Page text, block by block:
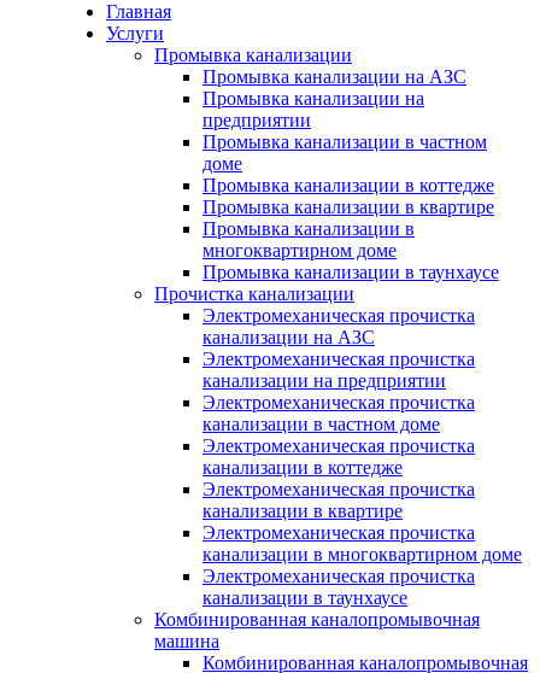
Главная
Услуги
Промывка канализации
Промывка канализации на АЗС
Промывка канализации на
предприятии
Промывка канализации в частном
доме
Промывка канализации в коттедже
Промывка канализации в квартире
Промывка канализации в
многоквартирном доме
Промывка канализации в таунхаусе
Прочистка канализации
Электромеханическая прочистка
канализации на АЗС
Электромеханическая прочистка
канализации на предприятии
Электромеханическая прочистка
канализации в частном доме
Электромеханическая прочистка
канализации в коттедже
Электромеханическая прочистка
канализации в квартире
Электромеханическая прочистка
канализации в многоквартирном доме
Электромеханическая прочистка
канализации в таунхаусе
Комбинированная каналопромывочная
машина
Комбинированная каналопромывочная